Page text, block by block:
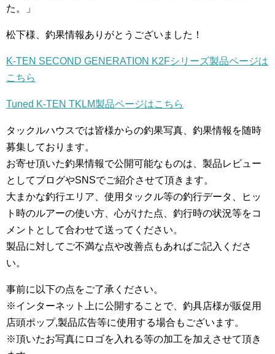
た。」
松下様、釣果情報ありがとうございました！
K-TEN SECOND GENERATION K2Fシリーズ製品ページは
こちら
Tuned K-TEN TKLM製品ページはこちら
タックルハウスでは皆様からの釣果写真、釣果情報を随時
募集しております。
お寄せ頂いた釣果情報で公開可能なものは、製品レビュー
としてブログやSNSでご紹介させて頂きます。
大まかな釣行エリア、使用タックル等の釣行データ、ヒッ
ト時のルアーの使い方、心がけた点、釣行時の状況等をコ
メントとして合わせて送ってください。
製品に対してご不満な点や改善点もあればご記入くださ
い。
事前に以下の点をご了承ください。
※インターネット上に公開することで、釣具店様が販促用
店頭ポップ,製品広告等に使用する場合もございます。
※頂いたお写真にロゴを入れる等の加工を加えさせて頂き